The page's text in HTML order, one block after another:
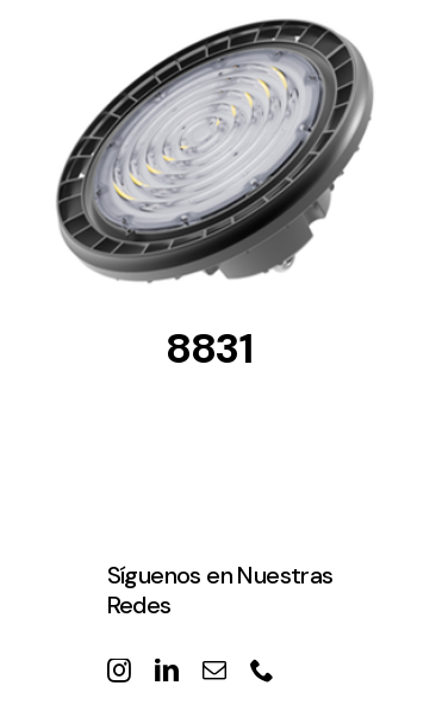
DETAILS
8831
Síguenos en Nuestras
Redes